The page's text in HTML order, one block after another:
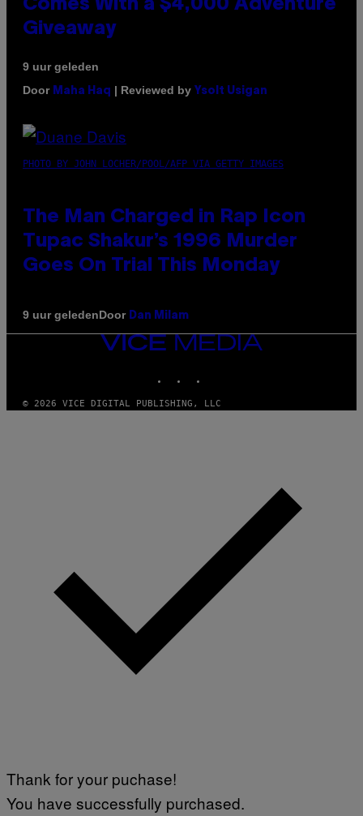
Comes With a $4,000 Adventure
Giveaway
9 uur geleden
Door Maha Haq | Reviewed by Ysolt Usigan
PHOTO BY JOHN LOCHER/POOL/AFP VIA GETTY IMAGES
The Man Charged in Rap Icon
Tupac Shakur’s 1996 Murder
Goes On Trial This Monday
9 uur geledenDoor Dan Milam
VICE
MEDIA
© 2026 VICE DIGITAL PUBLISHING, LLC
Thank for your puchase!
You have successfully purchased.